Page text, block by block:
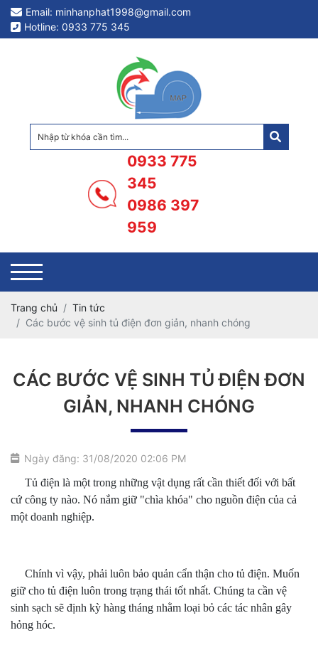
Email: minhanphat1998@gmail.com
Hotline: 0933 775 345
0933 775
345
0986 397
959
Trang chủ
Tin tức
Các bước vệ sinh tủ điện đơn giản, nhanh chóng
CÁC BƯỚC VỆ SINH TỦ ĐIỆN ĐƠN
GIẢN, NHANH CHÓNG
Ngày đăng: 31/08/2020 02:06 PM
Tủ điện là một trong những vật dụng rất cần thiết đối với bất
cứ công ty nào. Nó nắm giữ "chìa khóa" cho nguồn điện của cả
một doanh nghiệp.
Chính vì vậy, phải luôn bảo quản cẩn thận cho tủ điện. Muốn
giữ cho tủ điện luôn trong trạng thái tốt nhất. Chúng ta cần vệ
sinh sạch sẽ định kỳ hàng tháng nhằm loại bỏ các tác nhân gây
hỏng hóc.